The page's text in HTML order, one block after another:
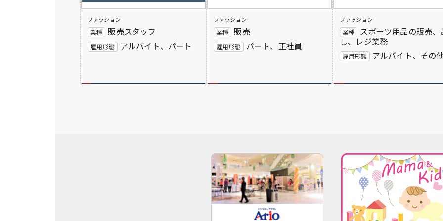
ファッション
業種 販売スタッフ
雇用形態 アルバイト、パート
ファッション
業種 販売
雇用形態 パート、正社員
ファッション
業種
スポーツ用品の販売、
し、レジ業務
雇用形態 アルバイト、その